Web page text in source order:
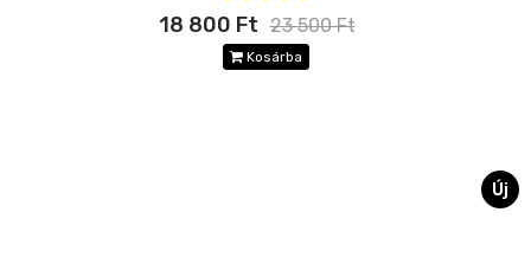
18 800 Ft 23 500 Ft
Kosárba
Új